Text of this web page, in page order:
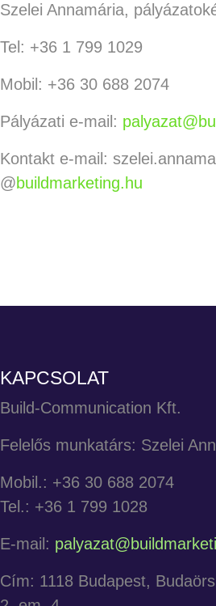
Szelei Annamária,
Tel: +36 1 799 1029
Mobil: +36 30 688 2074
Pályázati e-mail:
Kontakt e-mail:
@buildmarketing.hu
KAPCSOLAT
Build-Communication Kft.
Felelős munkatárs: Szelei
Mobil.: +36 30 688 2074
Tel.: +36 1 799 1028
E-mail:
Cím: 1118 Budapest,